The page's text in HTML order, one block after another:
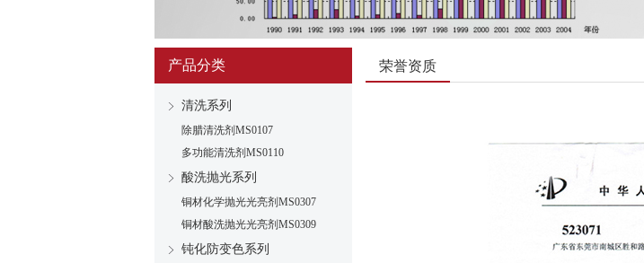
产品分类
清洗系列
除腊清洗剂MS0107
多功能清洗剂MS0110
酸洗抛光系列
铜材化学抛光光亮剂MS0307
铜材酸洗抛光光亮剂MS0309
钝化防变色系列
荣誉资质